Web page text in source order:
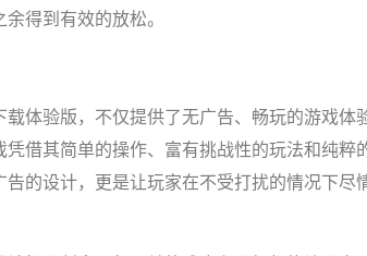
得到有效的放松。
体验版，不仅提供了无广告、畅玩的游戏体
借其简单的操作、富有挑战性的玩法和纯粹
的设计，更是让玩家在不受打扰的情况下尽